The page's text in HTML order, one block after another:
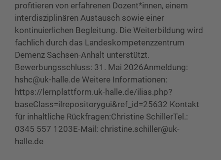
profitieren von erfahrenen Dozent*innen, einem
interdisziplinären Austausch sowie einer
kontinuierlichen Begleitung. Die Weiterbildung wird
fachlich durch das Landeskompetenzzentrum
Demenz Sachsen-Anhalt unterstützt.
Bewerbungsschluss: 31. Mai 2026Anmeldung:
hshc@uk-halle.de Weitere Informationen:
https://lernplattform.uk-halle.de/ilias.php?
baseClass=ilrepositorygui&ref_id=25632 Kontakt
für inhaltliche Rückfragen:Christine SchillerTel.:
0345 557 1203E-Mail: christine.schiller@uk-
halle.de